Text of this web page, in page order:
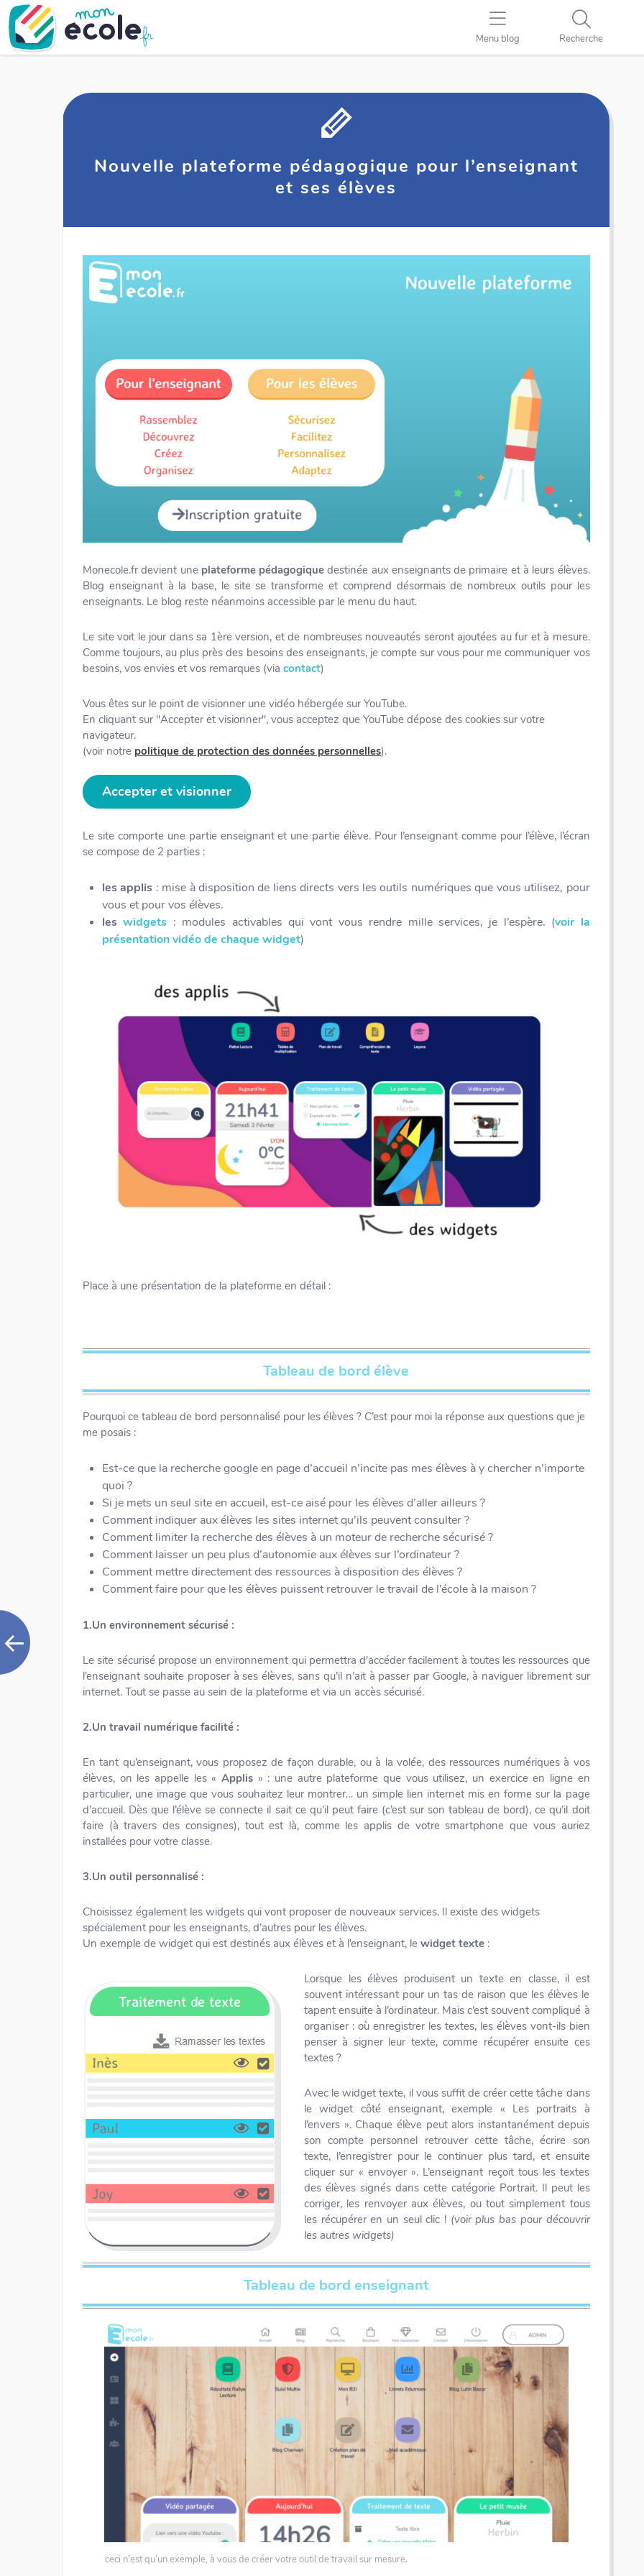
Menu blog Recherche
Nouvelle plateforme pédagogique pour l’enseignant
et ses élèves
Monecole.fr devient une plateforme pédagogique destinée aux enseignants de primaire et à leurs élèves.
Blog enseignant à la base, le site se transforme et comprend désormais de nombreux outils pour les
enseignants. Le blog reste néanmoins accessible par le menu du haut.
Le site voit le jour dans sa 1ère version, et de nombreuses nouveautés seront ajoutées au fur et à mesure.
Comme toujours, au plus près des besoins des enseignants, je compte sur vous pour me communiquer vos
besoins, vos envies et vos remarques (via contact)
Vous êtes sur le point de visionner une vidéo hébergée sur YouTube.
En cliquant sur "Accepter et visionner", vous acceptez que YouTube dépose des cookies sur votre
navigateur.
(voir notre politique de protection des données personnelles).
Accepter et visionner
Le site comporte une partie enseignant et une partie élève. Pour l’enseignant comme pour l’élève, l’écran
se compose de 2 parties :
les applis : mise à disposition de liens directs vers les outils numériques que vous utilisez, pour
vous et pour vos élèves.
leswidgets : modules activables qui vont vous rendre mille services, je l’espère. (voir la
présentation vidéo de chaque widget)
Place à une présentation de la plateforme en détail :
Tableau de bord élève
Pourquoi ce tableau de bord personnalisé pour les élèves ? C’est pour moi la réponse aux questions que je
me posais :
Est-ce que la recherche google en page d’accueil n’incite pas mes élèves à y chercher n’importe
quoi ?
Si je mets un seul site en accueil, est-ce aisé pour les élèves d’aller ailleurs ?
Comment indiquer aux élèves les sites internet qu’ils peuvent consulter ?
Comment limiter la recherche des élèves à un moteur de recherche sécurisé ?
Comment laisser un peu plus d’autonomie aux élèves sur l’ordinateur ?
Comment mettre directement des ressources à disposition des élèves ?
Comment faire pour que les élèves puissent retrouver le travail de l’école à la maison ?
1.Un environnement sécurisé :
Le site sécurisé propose un environnement qui permettra d’accéder facilement à toutes les ressources que
l’enseignant souhaite proposer à ses élèves, sans qu’il n’ait à passer par Google, à naviguer librement sur
internet. Tout se passe au sein de la plateforme et via un accès sécurisé.
2.Un travail numérique facilité :
En tant qu’enseignant, vous proposez de façon durable, ou à la volée, des ressources numériques à vos
élèves, on les appelle les « Applis» : une autre plateforme que vous utilisez, un exercice en ligne en
particulier, une image que vous souhaitez leur montrer… un simple lien internet mis en forme sur la page
d’accueil. Dès que l’élève se connecte il sait ce qu’il peut faire (c’est sur son tableau de bord), ce qu’il doit
faire (à travers des consignes), tout est là, comme les applis de votre smartphone que vous auriez
installées pour votre classe.
3.Un outil personnalisé :
Choisissez également les widgets qui vont proposer de nouveaux services. Il existe des widgets
spécialement pour les enseignants, d’autres pour les élèves.
Un exemple de widget qui est destinés aux élèves et à l’enseignant, le widget texte :
Lorsque les élèves produisent un texte en classe, il est
souvent intéressant pour un tas de raison que les élèves le
tapent ensuite à l’ordinateur. Mais c’est souvent compliqué à
organiser : où enregistrer les textes, les élèves vont-ils bien
penser à signer leur texte, comme récupérer ensuite ces
textes ?
Avec le widget texte, il vous suffit de créer cette tâche dans
le widget côté enseignant, exemple « Les portraits à
l’envers ». Chaque élève peut alors instantanément depuis
son compte personnel retrouver cette tâche, écrire son
texte, l’enregistrer pour le continuer plus tard, et ensuite
cliquer sur « envoyer ». L’enseignant reçoit tous les textes
des élèves signés dans cette catégorie Portrait. Il peut les
corriger, les renvoyer aux élèves, ou tout simplement tous
les récupérer en un seul clic ! (voir plus bas pour découvrir
les autres widgets)
Tableau de bord enseignant
ceci n’est qu’un exemple, à vous de créer votre outil de travail sur mesure.
Numericards - Fractions & Décimaux